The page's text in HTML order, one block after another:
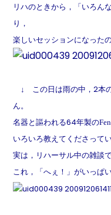
リハのときから，「いろん
り，
楽しいセッションになった
↓ この日は雨の中，2本
ん。
名器と謳われる64年製の
いろいろ教えてくださってい
実は，リハーサル中の雑談
これ，「へぇ！」がいっぱ